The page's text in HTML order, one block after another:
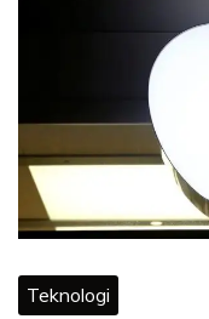
Teknologi